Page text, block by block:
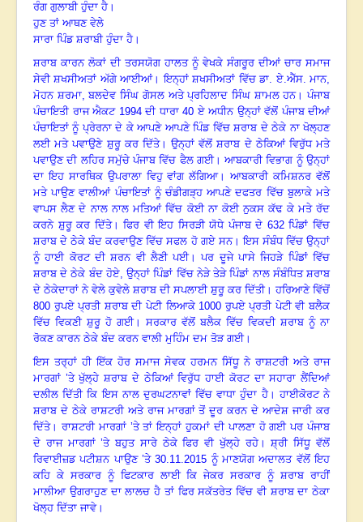
ਰੰਗ ਗੁਲਾਬੀ ਹੁੰਦਾ ਹੈ ।
ਹੁਣ ਤਾਂ ਆਥਣ ਵੇਲੇ
ਸਾਰਾ ਪਿੰਡ ਸ਼ਰਾਬੀ ਹੁੰਦਾ ਹੈ ।
ਸ਼ਰਾਬ ਕਾਰਨ ਲੋਕਾਂ ਦੀ ਤਰਸਯੋਗ ਹਾਲਤ ਨੂੰ ਵੇਖਕੇ ਸੰਗਰੂਰ ਦੀਆਂ ਚਾਰ ਸਮਾਜ
ਸੇਵੀ ਸ਼ਖਸੀਅਤਾਂ ਅੱਗੇ ਆਈਆਂ।ਇਨ੍ਹਾਂ ਸ਼ਖਸੀਅਤਾਂ ਵਿੱਚ ਡਾ. ਏ.ਐੱਸ. ਮਾਨ,
ਮੋਹਨ ਸ਼ਰਮਾ,ਬਲਦੇਵ ਸਿੰਘ ਗੋਸਲ ਅਤੇ ਪ੍ਰਹਿਲਾਦ ਸਿੰਘ ਸ਼ਾਮਲ ਹਨ।ਪੰਜਾਬ
ਪੰਚਾਇਤੀ ਰਾਜ ਐਕਟ 1994ਦੀ ਧਾਰਾ 40 ਏ ਅਧੀਨ ਉਨ੍ਹਾਂ ਵੱਲੋਂ ਪੰਜਾਬ ਦੀਆਂ
ਪੰਚਾਇਤਾਂ ਨੂੰ ਪ੍ਰੇਰਨਾ ਦੇ ਕੇ ਆਪਣੇ ਆਪਣੇ ਪਿੰਡ ਵਿੱਚ ਸ਼ਰਾਬ ਦੇ ਠੇਕੇ ਨਾ ਖੋਲ੍ਹਣ
ਲਈ ਮਤੇ ਪਵਾਉਣੇ ਸ਼ੁਰੂ ਕਰ ਦਿੱਤੇ।ਉਨ੍ਹਾਂ ਵੱਲੋਂ ਸ਼ਰਾਬ ਦੇ ਠੇਕਿਆਂ ਵਿਰੁੱਧ ਮਤੇ
ਪਵਾਉਣ ਦੀ ਲਹਿਰ ਸਮੁੱਚੇ ਪੰਜਾਬ ਵਿੱਚ ਫੈਲ ਗਈ।ਆਬਕਾਰੀ ਵਿਭਾਗ ਨੂੰ ਉਨ੍ਹਾਂ
ਦਾ ਇਹ ਸਾਰਥਿਕ ਉਪਰਾਲਾ ਵਿਹੁ ਵਾਂਗ ਲੱਗਿਆ।ਆਬਕਾਰੀ ਕਮਿਸ਼ਨਰ ਵੱਲੋਂ
ਮਤੇ ਪਾਉਣ ਵਾਲੀਆਂ ਪੰਚਾਇਤਾਂ ਨੂੰ ਚੰਡੀਗੜ੍ਹ ਆਪਣੇ ਦਫਤਰ ਵਿੱਚ ਬੁਲਾਕੇ ਮਤੇ
ਵਾਪਸ ਲੈਣ ਦੇ ਨਾਲ ਨਾਲ ਮਤਿਆਂ ਵਿੱਚ ਕੋਈ ਨਾ ਕੋਈ ਨੁਕਸ ਕੱਢ ਕੇ ਮਤੇ ਰੱਦ
ਕਰਨੇ ਸ਼ੁਰੂ ਕਰ ਦਿੱਤੇ।ਫਿਰ ਵੀ ਇਹ ਸਿਰੜੀ ਯੋਧੇ ਪੰਜਾਬ ਦੇ 632ਪਿੰਡਾਂ ਵਿੱਚ
ਸ਼ਰਾਬ ਦੇ ਠੇਕੇ ਬੰਦ ਕਰਵਾਉਣ ਵਿੱਚ ਸਫਲ ਹੋ ਗਏ ਸਨ।ਇਸ ਸੰਬੰਧ ਵਿੱਚ ਉਨ੍ਹਾਂ
ਨੂੰ ਹਾਈ ਕੋਰਟ ਦੀ ਸ਼ਰਨ ਵੀ ਲੈਣੀ ਪਈ।ਪਰ ਦੂਜੇ ਪਾਸੇ ਜਿਹੜੇ ਪਿੰਡਾਂ ਵਿੱਚ
ਸ਼ਰਾਬ ਦੇ ਠੇਕੇ ਬੰਦ ਹੋਏ,ਉਨ੍ਹਾਂ ਪਿੰਡਾਂ ਵਿੱਚ ਨੇੜੇ ਤੇੜੇ ਪਿੰਡਾਂ ਨਾਲ ਸੰਬੰਧਿਤ ਸ਼ਰਾਬ
ਦੇ ਠੇਕੇਦਾਰਾਂ ਨੇ ਵੇਲੇ ਕੁਵੇਲੇ ਸ਼ਰਾਬ ਦੀ ਸਪਲਾਈ ਸ਼ੁਰੂ ਕਰ ਦਿੱਤੀ। ਹਰਿਆਣੇ ਵਿੱਚੋਂ
800 ਰੁਪਏ ਪ੍ਰਤੀ ਸ਼ਰਾਬ ਦੀ ਪੇਟੀ ਲਿਆਕੇ 1000 ਰੁਪਏ ਪ੍ਰਤੀ ਪੇਟੀ ਵੀ ਬਲੈਕ
ਵਿੱਚ ਵਿਕਣੀ ਸ਼ੁਰੂ ਹੋ ਗਈ। ਸਰਕਾਰ ਵੱਲੋਂ ਬਲੈਕ ਵਿੱਚ ਵਿਕਦੀ ਸ਼ਰਾਬ ਨੂੰ ਨਾ
ਰੋਕਣ ਕਾਰਨ ਠੇਕੇ ਬੰਦ ਕਰਨ ਵਾਲੀ ਮੁਹਿੰਮ ਦਮ ਤੋੜ ਗਈ।
ਇਸ ਤਰ੍ਹਾਂ ਹੀ ਇੱਕ ਹੋਰ ਸਮਾਜ ਸੇਵਕ ਹਰਮਨ ਸਿੱਧੂ ਨੇ ਰਾਸ਼ਟਰੀ ਅਤੇ ਰਾਜ
ਮਾਰਗਾਂ ’ਤੇ ਖੁੱਲ੍ਹੇ ਸ਼ਰਾਬ ਦੇ ਠੇਕਿਆਂ ਵਿਰੁੱਧ ਹਾਈ ਕੋਰਟ ਦਾ ਸਹਾਰਾ ਲੈਂਦਿਆਂ
ਦਲੀਲ ਦਿੱਤੀ ਕਿ ਇਸ ਨਾਲ ਦੁਰਘਟਨਾਵਾਂ ਵਿੱਚ ਵਾਧਾ ਹੁੰਦਾ ਹੈ। ਹਾਈਕੋਰਟ ਨੇ
ਸ਼ਰਾਬ ਦੇ ਠੇਕੇ ਰਾਸ਼ਟਰੀ ਅਤੇ ਰਾਜ ਮਾਰਗਾਂ ਤੋਂ ਦੂਰ ਕਰਨ ਦੇ ਆਦੇਸ਼ ਜਾਰੀ ਕਰ
ਦਿੱਤੇ। ਰਾਸ਼ਟਰੀ ਮਾਰਗਾਂ ’ਤੇ ਤਾਂ ਇਨ੍ਹਾਂ ਹੁਕਮਾਂ ਦੀ ਪਾਲਣਾ ਹੋ ਗਈ ਪਰ ਪੰਜਾਬ
ਦੇ ਰਾਜ ਮਾਰਗਾਂ ’ਤੇ ਬਹੁਤ ਸਾਰੇ ਠੇਕੇ ਫਿਰ ਵੀ ਖੁੱਲ੍ਹੇ ਰਹੇ।ਸ਼੍ਰੀ ਸਿੱਧੂ ਵੱਲੋਂ
ਰਿਵਾਈਜ਼ਡ ਪਟੀਸ਼ਨ ਪਾਉਣ ’ਤੇ30.11.2015 ਨੂੰ ਮਾਣਯੋਗ ਅਦਾਲਤ ਵੱਲੋਂ ਇਹ
ਕਹਿ ਕੇ ਸਰਕਾਰ ਨੂੰ ਫਿਟਕਾਰ ਲਾਈ ਕਿ ਜੇਕਰ ਸਰਕਾਰ ਨੂੰ ਸ਼ਰਾਬ ਰਾਹੀਂ
ਮਾਲੀਆ ਉਗਰਾਹੁਣ ਦਾ ਲਾਲਚ ਹੈ ਤਾਂ ਫਿਰ ਸਕੱਤਰੇਤ ਵਿੱਚ ਵੀ ਸ਼ਰਾਬ ਦਾ ਠੇਕਾ
ਖੋਲ੍ਹ ਦਿੱਤਾ ਜਾਵੇ।